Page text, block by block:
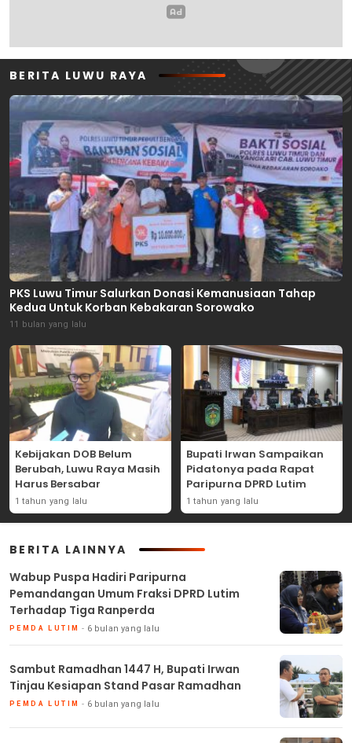
BERITA LUWU RAYA
PKS Luwu Timur Salurkan Donasi Kemanusiaan Tahap
Kedua Untuk Korban Kebakaran Sorowako
11 bulan yang lalu
Kebijakan DOB Belum
Berubah, Luwu Raya Masih
Harus Bersabar
1 tahun yang lalu
Bupati Irwan Sampaikan
Pidatonya pada Rapat
Paripurna DPRD Lutim
1 tahun yang lalu
BERITA LAINNYA
Wabup Puspa Hadiri Paripurna
Pemandangan Umum Fraksi DPRD Lutim
Terhadap Tiga Ranperda
PEMDA LUTIM 6 bulan yang lalu
Sambut Ramadhan 1447 H, Bupati Irwan
Tinjau Kesiapan Stand Pasar Ramadhan
PEMDA LUTIM 6 bulan yang lalu